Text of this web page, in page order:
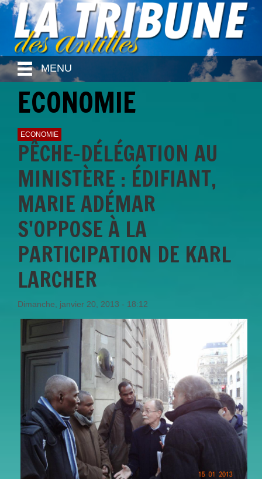
MENU
ECONOMIE
ECONOMIE
PÊCHE-DÉLÉGATION AU
MINISTÈRE : ÉDIFIANT,
MARIE ADÉMAR
S'OPPOSE À LA
PARTICIPATION DE KARL
LARCHER
Dimanche, janvier 20, 2013 - 18:12